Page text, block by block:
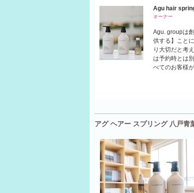
Agu hair
オーナー
Agu. groupは
供する】こと
り大切だと考
は予約時とは
べてのお客様
アグ ヘアー スプリング 八戸